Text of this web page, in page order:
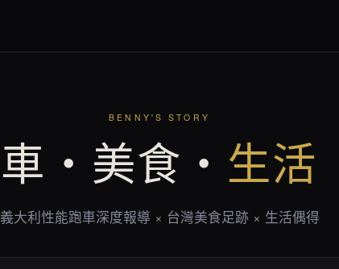
BENNY'S STORY
車・美食・ 生活
義大利性能跑車深度報導 × 台灣美食足跡 × 生活偶得